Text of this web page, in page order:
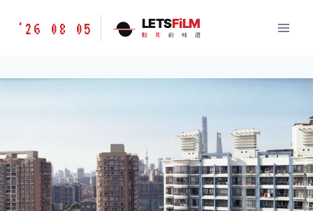
胶
味
'26 08 05 LETSFiLM
胶 片 的 味 道